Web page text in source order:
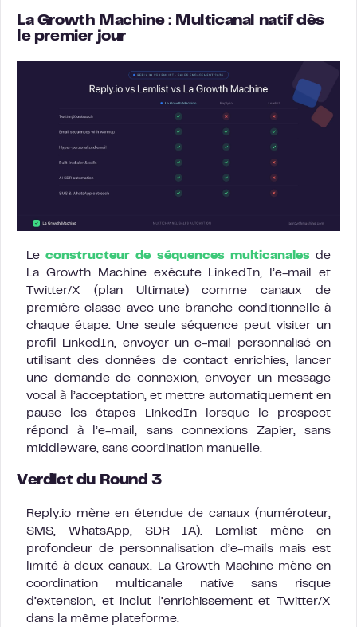
La Growth Machine : Multicanal natif dès
le premier jour
Leconstructeur de séquences multicanalesde
La Growth Machine exécute LinkedIn, l’e-mail et
Twitter/X (plan Ultimate) comme canaux de
première classe avec une branche conditionnelle à
chaque étape. Une seule séquence peut visiter un
profil LinkedIn, envoyer un e-mail personnalisé en
utilisant des données de contact enrichies, lancer
une demande de connexion, envoyer un message
vocal à l’acceptation, et mettre automatiquement en
pause les étapes LinkedIn lorsque le prospect
répond à l’e-mail, sans connexions Zapier, sans
middleware, sans coordination manuelle.
Verdict du Round 3
Reply.io mène en étendue de canaux (numéroteur,
SMS, WhatsApp, SDR IA). Lemlist mène en
profondeur de personnalisation d’e-mails mais est
limité à deux canaux. La Growth Machine mène en
coordination multicanale native sans risque
d’extension, et inclut l’enrichissement et Twitter/X
dans la même plateforme.